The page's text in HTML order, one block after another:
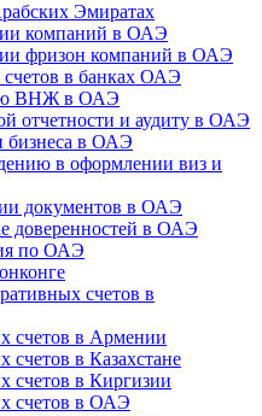
Эмиратах
компаний в ОАЭ
фризон компаний в ОАЭ
в банках ОАЭ
ВНЖ в ОАЭ
отчетности и аудиту в ОАЭ
бизнеса в ОАЭ
в оформлении виз и
документов в ОАЭ
доверенностей в ОАЭ
по ОАЭ
счетов в
счетов в Армении
счетов в Казахстане
счетов в Киргизии
счетов в ОАЭ